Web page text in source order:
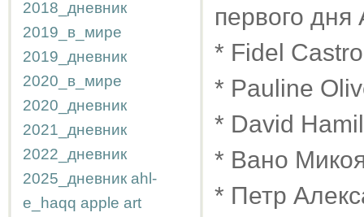
2018_дневник
2019_в_мире
2019_дневник
2020_в_мире
2020_дневник
2021_дневник
2022_дневник
2025_дневник ahl-
e_haqq apple art
первого дня
* Fidel
* Pauline
* David
* Вано
* Петр